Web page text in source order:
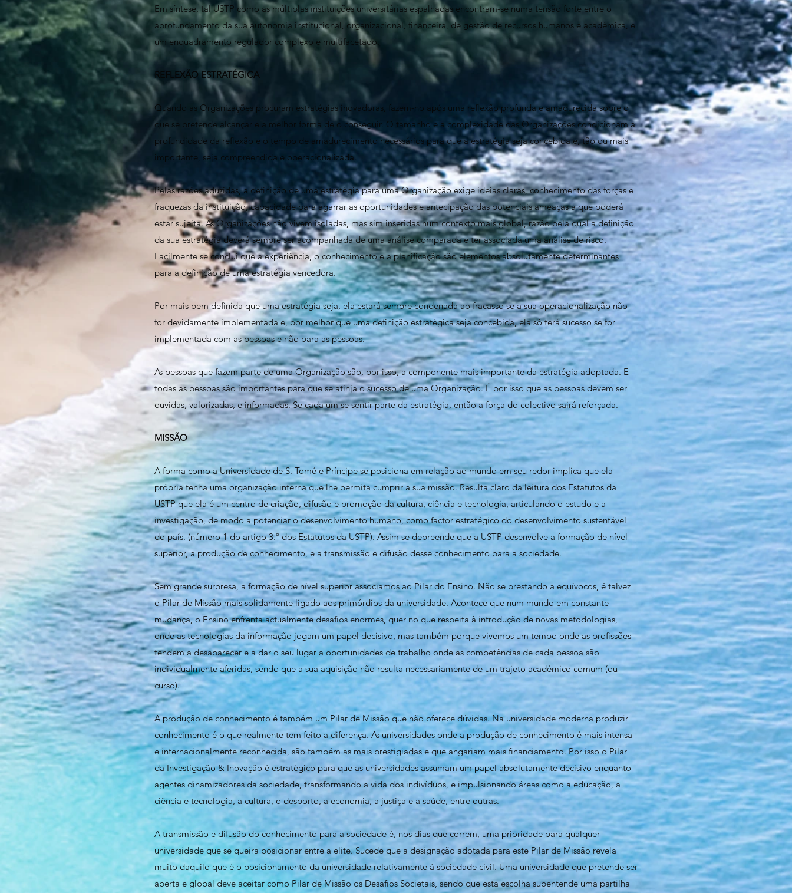
Em síntese, tal USTP como as múltiplas instituições universitárias espalhadas encontram-se numa tensão forte entre o
aprofundamento da sua autonomia institucional, organizacional, financeira, de gestão de recursos humanos e académica, e
um enquadramento regulador complexo e multifacetado.
REFLEXÃO ESTRATÉGICA
Quando as Organizações procuram estratégias inovadoras, fazem-no após uma reflexão profunda e amadurecida sobre o
que se pretende alcançar e a melhor forma de o conseguir. O tamanho e a complexidade das Organizações condicionam a
profundidade da reflexão e o tempo de amadurecimento necessários para que a estratégia seja concebida e, tão ou mais
importante, seja compreendida e operacionalizada.
Pelas razões aduzidas, a definição de uma estratégia para uma Organização exige ideias claras, conhecimento das forças e
fraquezas da instituição, capacidade para agarrar as oportunidades e antecipação das potenciais ameaças a que poderá
estar sujeita. As Organizações não vivem isoladas, mas sim inseridas num contexto mais global, razão pela qual a definição
da sua estratégia deverá sempre ser acompanhada de uma análise comparada e ter associada uma análise de risco.
Facilmente se conclui que a experiência, o conhecimento e a planificação são elementos absolutamente determinantes
para a definição de uma estratégia vencedora.
Por mais bem definida que uma estratégia seja, ela estará sempre condenada ao fracasso se a sua operacionalização não
for devidamente implementada e, por melhor que uma definição estratégica seja concebida, ela só terá sucesso se for
implementada com as pessoas e não para as pessoas.
As pessoas que fazem parte de uma Organização são, por isso, a componente mais importante da estratégia adoptada. E
todas as pessoas são importantes para que se atinja o sucesso de uma Organização. É por isso que as pessoas devem ser
ouvidas, valorizadas, e informadas. Se cada um se sentir parte da estratégia, então a força do colectivo sairá reforçada.
MISSÃO
A forma como a Universidade de S. Tomé e Príncipe se posiciona em relação ao mundo em seu redor implica que ela
própria tenha uma organização interna que lhe permita cumprir a sua missão. Resulta claro da leitura dos Estatutos da
USTP que ela é um centro de criação, difusão e promoção da cultura, ciência e tecnologia, articulando o estudo e a
investigação, de modo a potenciar o desenvolvimento humano, como factor estratégico do desenvolvimento sustentável
do país. (número 1 do artigo 3.º dos Estatutos da USTP). Assim se depreende que a USTP desenvolve a formação de nível
superior, a produção de conhecimento, e a transmissão e difusão desse conhecimento para a sociedade.
Sem grande surpresa, a formação de nível superior associamos ao Pilar do Ensino. Não se prestando a equívocos, é talvez
o Pilar de Missão mais solidamente ligado aos primórdios da universidade. Acontece que num mundo em constante
mudança, o Ensino enfrenta actualmente desafios enormes, quer no que respeita à introdução de novas metodologias,
onde as tecnologias da informação jogam um papel decisivo, mas também porque vivemos um tempo onde as profissões
tendem a desaparecer e a dar o seu lugar a oportunidades de trabalho onde as competências de cada pessoa são
individualmente aferidas, sendo que a sua aquisição não resulta necessariamente de um trajeto académico comum (ou
curso).
A produção de conhecimento é também um Pilar de Missão que não oferece dúvidas. Na universidade moderna produzir
conhecimento é o que realmente tem feito a diferença. As universidades onde a produção de conhecimento é mais intensa
e internacionalmente reconhecida, são também as mais prestigiadas e que angariam mais financiamento. Por isso o Pilar
da Investigação & Inovação é estratégico para que as universidades assumam um papel absolutamente decisivo enquanto
agentes dinamizadores da sociedade, transformando a vida dos indivíduos, e impulsionando áreas como a educação, a
ciência e tecnologia, a cultura, o desporto, a economia, a justiça e a saúde, entre outras.
A transmissão e difusão do conhecimento para a sociedade é, nos dias que correm, uma prioridade para qualquer
universidade que se queira posicionar entre a elite. Sucede que a designação adotada para este Pilar de Missão revela
muito daquilo que é o posicionamento da universidade relativamente à sociedade civil. Uma universidade que pretende ser
aberta e global deve aceitar como Pilar de Missão os Desafios Societais, sendo que esta escolha subentende uma partilha